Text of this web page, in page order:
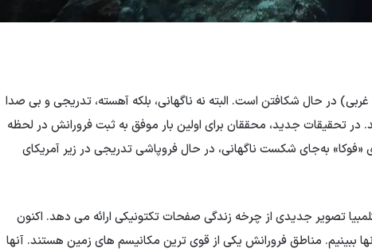
در حال شکافتن است. البته نه ناگهانی، بلکه آهسته، تدریجی و بی صدا
در تحقیقات جدید، محققان برای اولین بار موفق به ثبت فرورانش در لحظه
به‌جای شکست ناگهانی، در حال فروپاشی تدریجی در زیر آمریکای
تصویر جدیدی از چرخه زندگی صفحات تکتونیکی ارائه می دهد. اکنون
ببینیم. مناطق فرورانش یکی از قوی ترین مکانیسم های زمین هستند. آنها